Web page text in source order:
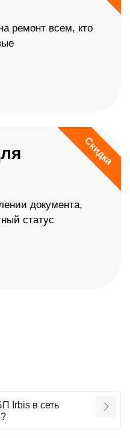
ремонт всем, кто
Скидка
документа,
статус
Irbis в сеть